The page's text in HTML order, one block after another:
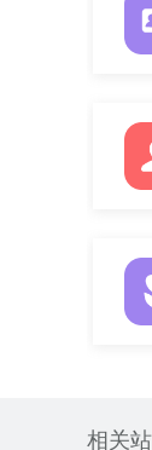
相关